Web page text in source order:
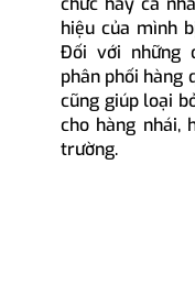
hiệu của mình
Đối với những
phân phối hàng
cũng giúp loại
cho hàng nhái,
trường.